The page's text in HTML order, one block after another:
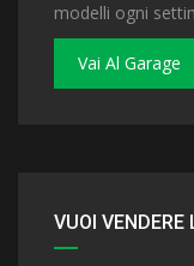
modelli ogni
Vai Al Garage
VUOI VENDERE